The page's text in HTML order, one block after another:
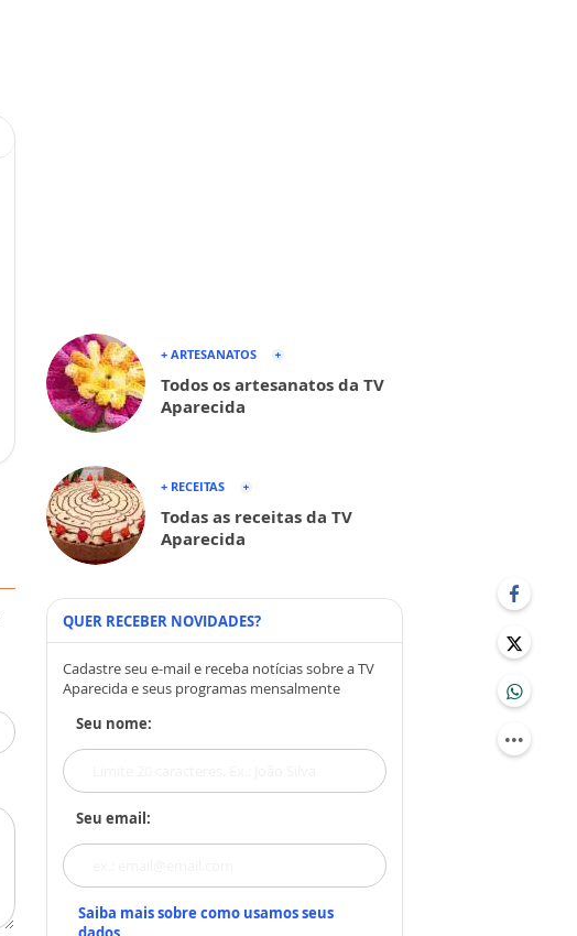
+ ARTESANATOS
Todos os artesanatos da TV
Aparecida
+ RECEITAS
Todas as receitas da TV
Aparecida
QUER RECEBER NOVIDADES?
Cadastre seu e-mail e receba notícias sobre a TV
Aparecida e seus programas mensalmente
Seu nome:
Seu email:
Saiba mais sobre como usamos seus